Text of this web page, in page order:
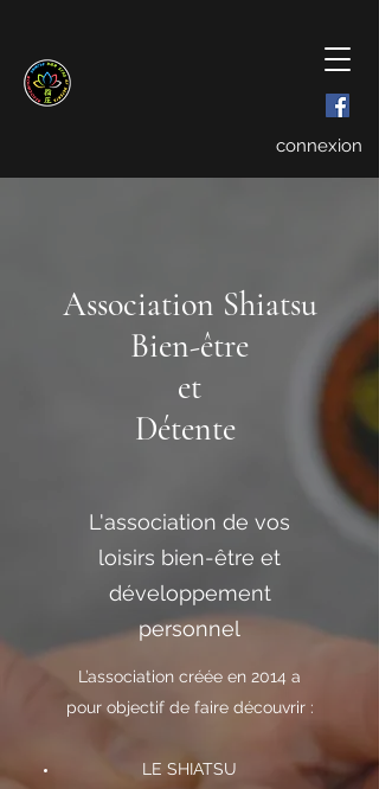
connexion
Association Shiatsu
Bien-être
et
Détente
L'association de vos
loisirs bien-être et
développement
personnel
L’association créée en 2014 a
pour objectif de faire découvrir :
LE SHIATSU